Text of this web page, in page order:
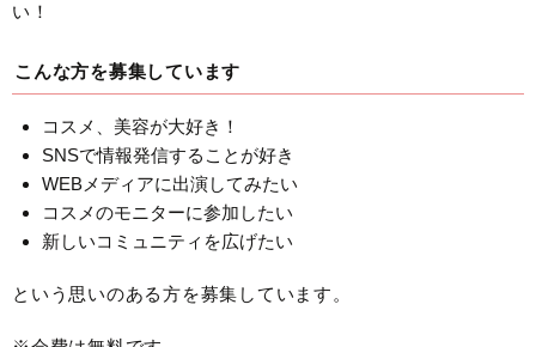
い！
こんな方を募集しています
コスメ、美容が大好き！
SNSで情報発信することが好き
WEBメディアに出演してみたい
コスメのモニターに参加したい
新しいコミュニティを広げたい
という思いのある方を募集しています。